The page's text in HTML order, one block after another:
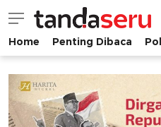
tandaseru.com |
tandaseru.com
Home Penting Dibaca